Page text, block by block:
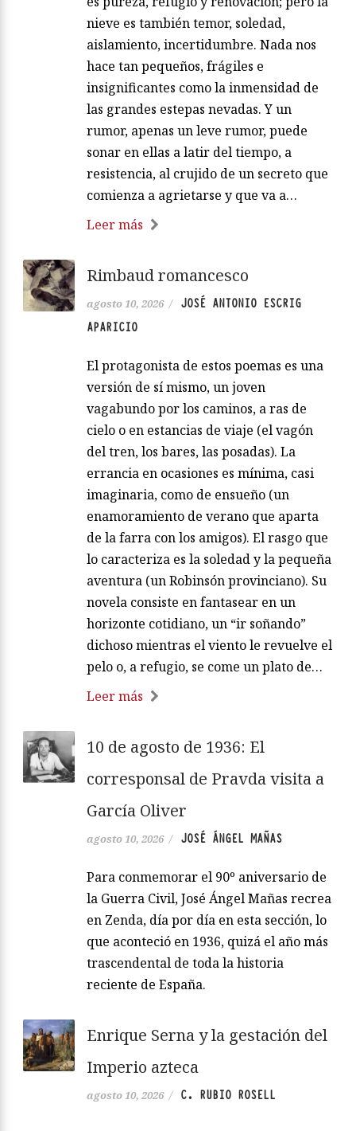
nieve es también temor, soledad,
aislamiento, incertidumbre. Nada nos
hace tan pequeños, frágiles e
insignificantes como la inmensidad de
las grandes estepas nevadas. Y un
rumor, apenas un leve rumor, puede
sonar en ellas a latir del tiempo, a
resistencia, al crujido de un secreto que
comienza a agrietarse y que va a…
Leer más
Rimbaud romancesco
agosto 10, 2026 /
JOSÉ ANTONIO ESCRIG
APARICIO
El protagonista de estos poemas es una
versión de sí mismo, un joven
vagabundo por los caminos, a ras de
cielo o en estancias de viaje (el vagón
del tren, los bares, las posadas). La
errancia en ocasiones es mínima, casi
imaginaria, como de ensueño (un
enamoramiento de verano que aparta
de la farra con los amigos). El rasgo que
lo caracteriza es la soledad y la pequeña
aventura (un Robinsón provinciano). Su
novela consiste en fantasear en un
horizonte cotidiano, un “ir soñando”
dichoso mientras el viento le revuelve el
pelo o, a refugio, se come un plato de…
Leer más
10 de agosto de 1936: El
corresponsal de Pravda visita a
García Oliver
agosto 10, 2026 / JOSÉ ÁNGEL MAÑAS
Para conmemorar el 90º aniversario de
la Guerra Civil, José Ángel Mañas recrea
en Zenda, día por día en esta sección, lo
que aconteció en 1936, quizá el año más
trascendental de toda la historia
reciente de España.
Enrique Serna y la gestación del
Imperio azteca
agosto 10, 2026 / C. RUBIO ROSELL